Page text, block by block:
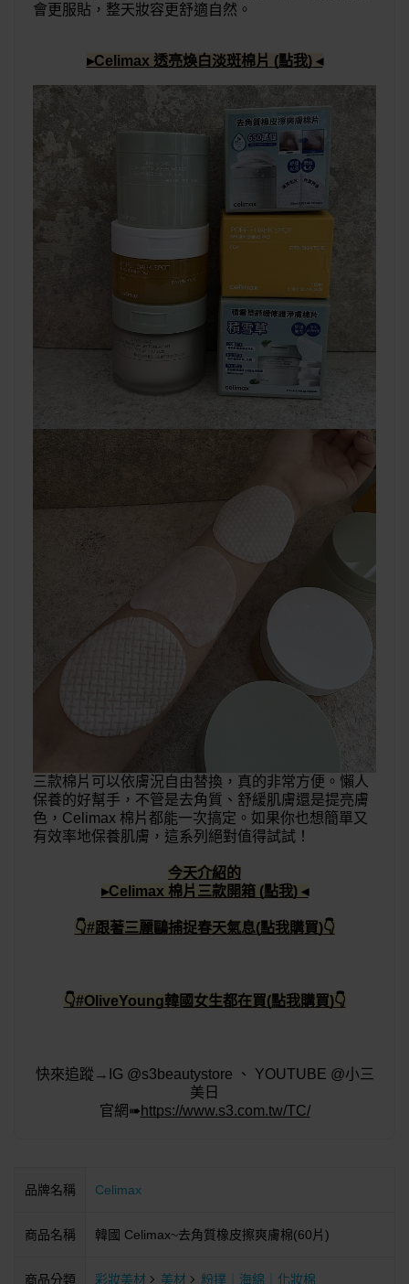
會更服貼，整天妝容更舒適自然。
▸Celimax 透亮煥白淡斑棉片 (點我) ◂
三款棉片可以依膚況自由替換，真的非常方便。懶人
保養的好幫手，不管是去角質、舒緩肌膚還是提亮膚
色，Celimax 棉片都能一次搞定。如果你也想簡單又
有效率地保養肌膚，這系列絕對值得試試！
今天介紹的
▸Celimax 棉片三款開箱 (點我) ◂
👇#跟著三麗鷗捕捉春天氣息(點我購買)👇
👇#OliveYoung韓國女生都在買(點我購買)👇
快來追蹤→IG @s3beautystore 、 YOUTUBE @小三
美日
官網➠ https://www.s3.com.tw/TC/
品牌名稱 Celimax
商品名稱 韓國 Celimax~去角質橡皮擦爽膚棉(60片)
商品分類 彩妝美材 美材 粉撲｜海綿｜化妝棉